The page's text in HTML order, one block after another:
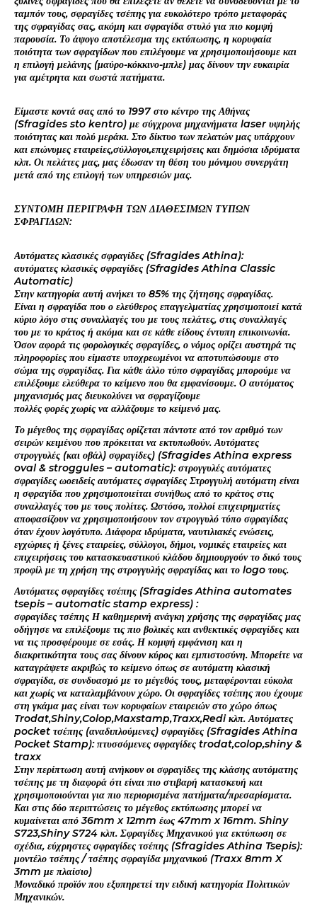
ταμπόν τους, σφραγίδες τσέπης για ευκολότερο τρόπο μεταφοράς
της σφραγίδας σας, ακόμη και σφραγίδα στυλό για πιο κομψή
παρουσία. Το άψογο αποτέλεσμα της εκτύπωσης, η κορυφαία
ποιότητα των σφραγίδων που επιλέγουμε να χρησιμοποιήσουμε και
η επιλογή μελάνης (μαύρο-κόκκινο-μπλε) μας δίνουν την ευκαιρία
για αμέτρητα και σωστά πατήματα.
Είμαστε κοντά σας από το 1997 στο κέντρο της Αθήνας
(Sfragides sto kentro) με σύγχρονα μηχανήματα laser υψηλής
ποιότητας και πολύ μεράκι. Στο δίκτυο των πελατών μας υπάρχουν
και επώνυμες εταιρείες,σύλλογοι,επιχειρήσεις και δημόσια ιδρύματα
κλπ. Οι πελάτες μας, μας έδωσαν τη θέση του μόνιμου συνεργάτη
μετά από της επιλογή των υπηρεσιών μας.
ΣΥΝΤΟΜΗ ΠΕΡΙΓΡΑΦΗ ΤΩΝ ΔΙΑΘΕΣΙΜΩΝ ΤΥΠΩΝ
ΣΦΡΑΓΙΔΩΝ:
Αυτόματες κλασικές σφραγίδες (Sfragides Athina):
αυτόματες κλασικές σφραγίδες (Sfragides Athina Classic
Automatic)
Στην κατηγορία αυτή ανήκει το 85% της ζήτησης σφραγίδας.
Είναι η σφραγίδα που ο ελεύθερος επαγγελματίας χρησιμοποιεί κατά
κύριο λόγο στις συναλλαγές του με τους πελάτες, στις συναλλαγές
του με το κράτος ή ακόμα και σε κάθε είδους έντυπη επικοινωνία.
Όσον αφορά τις φορολογικές σφραγίδες, ο νόμος ορίζει αυστηρά τις
πληροφορίες που είμαστε υποχρεωμένοι να αποτυπώσουμε στο
σώμα της σφραγίδας. Για κάθε άλλο τύπο σφραγίδας μπορούμε να
επιλέξουμε ελεύθερα το κείμενο που θα εμφανίσουμε. Ο αυτόματος
μηχανισμός μας διευκολύνει να σφραγίζουμε
πολλές φορές χωρίς να αλλάζουμε το κείμενό μας.
Το μέγεθος της σφραγίδας ορίζεται πάντοτε από τον αριθμό των
σειρών κειμένου που πρόκειται να εκτυπωθούν. Αυτόματες
στρογγυλές (και οβάλ) σφραγίδες) (Sfragides Athina express
oval & stroggules – automatic): στρογγυλές αυτόματες
σφραγίδες ωοειδείς αυτόματες σφραγίδες Στρογγυλή αυτόματη είναι
η σφραγίδα που χρησιμοποιείται συνήθως από το κράτος στις
συναλλαγές του με τους πολίτες. Ωστόσο, πολλοί επιχειρηματίες
αποφασίζουν να χρησιμοποιήσουν τον στρογγυλό τύπο σφραγίδας
όταν έχουν λογότυπο. Διάφορα ιδρύματα, ναυτιλιακές ενώσεις,
εγχώριες ή ξένες εταιρείες, σύλλογοι, δήμοι, νομικές εταιρείες και
επιχειρήσεις του κατασκευαστικού κλάδου δημιουργούν το δικό τους
προφίλ με τη χρήση της στρογγυλής σφραγίδας και το logo τους.
Αυτόματες σφραγίδες τσέπης (Sfragides Athina automates
tsepis – automatic stamp express) :
σφραγίδες τσέπης Η καθημερινή ανάγκη χρήσης της σφραγίδας μας
οδήγησε να επιλέξουμε τις πιο βολικές και ανθεκτικές σφραγίδες και
να τις προσφέρουμε σε εσάς. Η κομψή εμφάνιση και η
διακριτικότητα τους σας δίνουν κύρος και εμπιστοσύνη. Μπορείτε να
καταγράψετε ακριβώς το κείμενο όπως σε αυτόματη κλασική
σφραγίδα, σε συνδυασμό με το μέγεθός τους, μεταφέρονται εύκολα
και χωρίς να καταλαμβάνουν χώρο. Οι σφραγίδες τσέπης που έχουμε
στη γκάμα μας είναι των κορυφαίων εταιρειών στο χώρο όπως
Trodat,Shiny,Colop,Maxstamp,Traxx,Redi κλπ. Αυτόματες
pocket τσέπης (αναδιπλούμενες) σφραγίδες (Sfragides Athina
Pocket Stamp): πτυσσόμενες σφραγίδες trodat,colop,shiny &
traxx
Στην περίπτωση αυτή ανήκουν οι σφραγίδες της κλάσης αυτόματης
τσέπης με τη διαφορά ότι είναι πιο στιβαρή κατασκευή και
χρησιμοποιούνται για πιο περιορισμένα πατήματα/πρεσαρίσματα.
Και στις δύο περιπτώσεις το μέγεθος εκτύπωσης μπορεί να
κυμαίνεται από 36mm x 12mm έως 47mm x 16mm. Shiny
S723,Shiny S724 κλπ. Σφραγίδες Μηχανικού για εκτύπωση σε
σχέδια, εύχρηστες σφραγίδες τσέπης (Sfragides Athina Tsepis):
μοντέλο τσέπης / τσέπης σφραγίδα μηχανικού (Traxx 8mm X
3mm με πλαίσιο)
Μοναδικό προϊόν που εξυπηρετεί την ειδική κατηγορία Πολιτικών
Μηχανικών.